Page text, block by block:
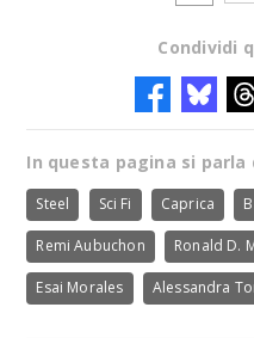
Condividi
In questa pagina si parla
Steel Sci Fi Caprica
Remi Aubuchon Ronald D.
Esai Morales Alessandra